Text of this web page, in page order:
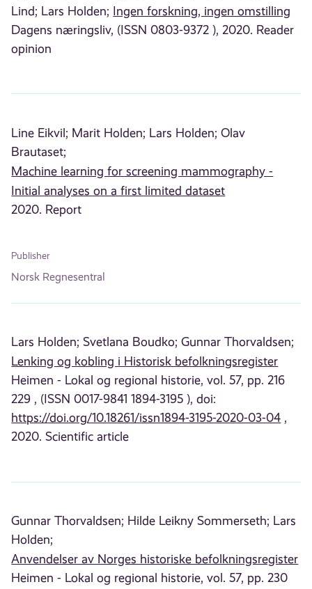
Lind; Lars Holden; Ingen forskning, ingen omstilling
Dagens næringsliv, (ISSN 0803-9372 ), 2020. Reader
opinion
Line Eikvil; Marit Holden; Lars Holden; Olav
Brautaset;
Machine learning for screening mammography -
Initial analyses on a first limited dataset
2020. Report
Publisher
Norsk Regnesentral
Lars Holden; Svetlana Boudko; Gunnar Thorvaldsen;
Lenking og kobling i Historisk befolkningsregister
Heimen - Lokal og regional historie, vol. 57, pp. 216
229 , (ISSN 0017-9841 1894-3195 ), doi:
https://doi.org/10.18261/issn1894-3195-2020-03-04 ,
2020. Scientific article
Gunnar Thorvaldsen; Hilde Leikny Sommerseth; Lars
Holden;
Anvendelser av Norges historiske befolkningsregister
Heimen - Lokal og regional historie, vol. 57, pp. 230